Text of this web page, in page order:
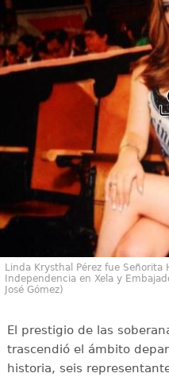
Linda Krysthal Pérez fue Señorita
Independencia en Xela y
José Gómez)
El prestigio de las
trascendió el ámbito
historia, seis